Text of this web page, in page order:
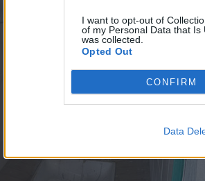
I want to opt-out of
of my Personal Data that
was collected.
Opted Out
CONFIRM
Data